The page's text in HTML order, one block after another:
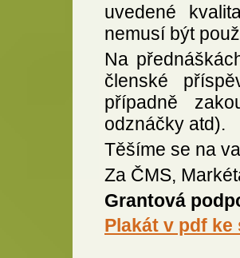
uvedené
nemusí být
Na
členské
případně
odznáčky atd).
Těšíme se na
Za ČMS,
Grantová
Plakát v pdf ke